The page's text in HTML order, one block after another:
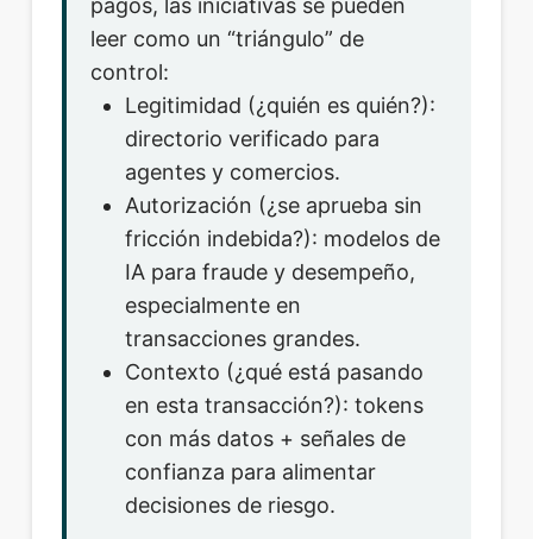
leer como un “triángulo” de
control:
Legitimidad (¿quién es quién?):
directorio verificado para
agentes y comercios.
Autorización (¿se aprueba sin
fricción indebida?): modelos de
IA para fraude y desempeño,
especialmente en
transacciones grandes.
Contexto (¿qué está pasando
en esta transacción?): tokens
con más datos + señales de
confianza para alimentar
decisiones de riesgo.